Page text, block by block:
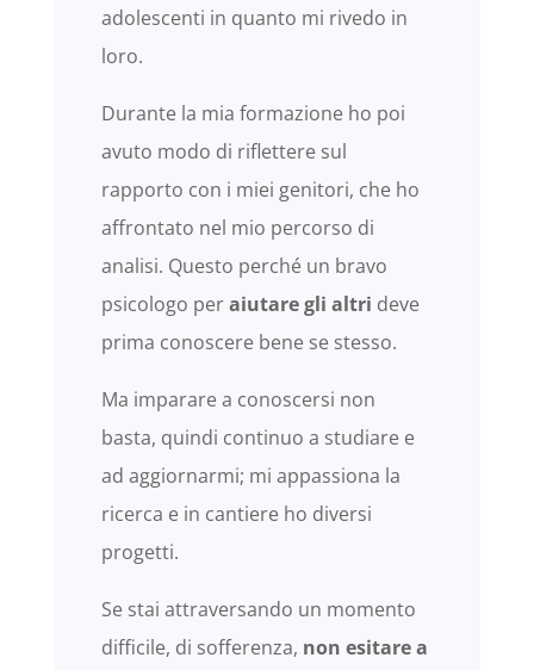
adolescenti in quanto mi rivedo in
loro.
Durante la mia formazione ho poi
avuto modo di riflettere sul
rapporto con i miei genitori, che ho
affrontato nel mio percorso di
analisi. Questo perché un bravo
psicologo peraiutare gli altri deve
prima conoscere bene se stesso.
Ma imparare a conoscersi non
basta, quindi continuo a studiare e
ad aggiornarmi; mi appassiona la
ricerca e in cantiere ho diversi
progetti.
Se stai attraversando un momento
difficile, di sofferenza, non esitare a